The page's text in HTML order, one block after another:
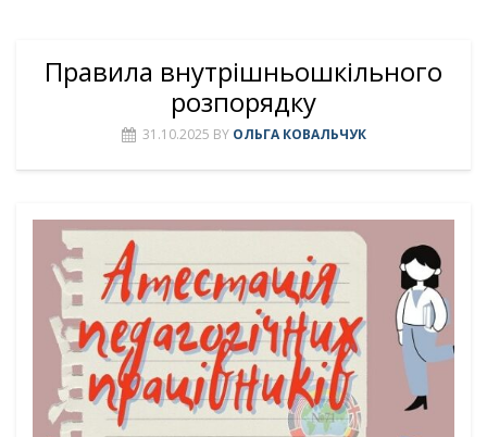
Правила внутрішньошкільного
розпорядку
31.10.2025 BY ОЛЬГА КОВАЛЬЧУК